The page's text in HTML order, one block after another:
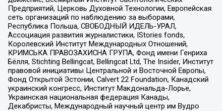
Предприятий, Церковь Духовной Технологии, Европейская
сеть организаций по наблюдению за выборами,
Республика Польша, СВОБОДНЫЙ ИДЕЛЬ-УРАЛ,
Ассоциация развития журналистики, IStories fonds,
Королевский Институт Международных Отношений,
КРИМСЬКА ПРАВОЗАХИСНА ГРУПА, Фонд имени Генриха
Бёлля, Stichting Bellingcat, Bellingcat Ltd, The Insider, Институт
правовой инициативы Центральной и Восточной Европы,
Фонд Открытой Эстонии, Calvert 22 Foundation, Канадский
украинский конгресс, Институт Макдональда-Лорье,
Украинская национальная федерация Канады,
Декабристы, Международный научный центр им Вудро